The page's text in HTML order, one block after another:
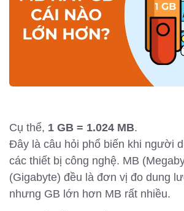
Cụ thể, 1 GB = 1.024 MB.
Đây là câu hỏi phổ biến khi người
các thiết bị công nghệ. MB
(Gigabyte) đều là đơn vị đo dung
nhưng GB lớn hơn MB rất nhiều.